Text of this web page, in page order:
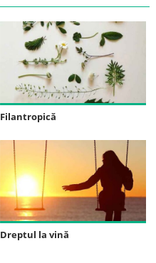
Filantropică
Dreptul la vină